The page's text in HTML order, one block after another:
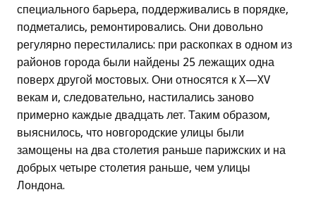
специального барьера, поддерживались в порядке,
подметались, ремонтировались. Они довольно
регулярно перестилались: при раскопках в одном из
районов города были найдены 25 лежащих одна
поверх другой мостовых. Они относятся к X—XV
векам и, следовательно, настилались заново
примерно каждые двадцать лет. Таким образом,
выяснилось, что новгородские улицы были
замощены на два столетия раньше парижских и на
добрых четыре столетия раньше, чем улицы
Лондона.